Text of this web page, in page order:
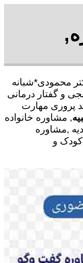
تخفیف بیمه رایگان-*-09334315660-دکتر محمودی*شبانه
و گفتار درمانی
پروری مهارت
, مشاوره خانواده
,مشاوره
کودک و